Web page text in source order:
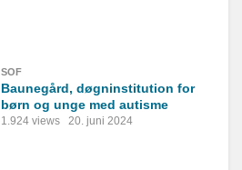
SOF
Baunegård, døgninstitution for
børn og unge med autisme
1.924 views 20. juni 2024